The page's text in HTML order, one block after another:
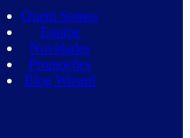
Quem Somos
Equipe
Novidades
Promoções
Blog Wizard